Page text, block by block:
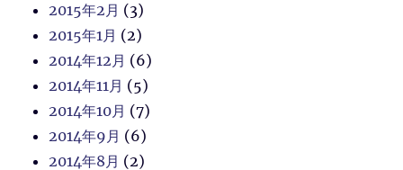
2015年2月 (3)
2015年1月 (2)
2014年12月 (6)
2014年11月 (5)
2014年10月 (7)
2014年9月 (6)
2014年8月 (2)